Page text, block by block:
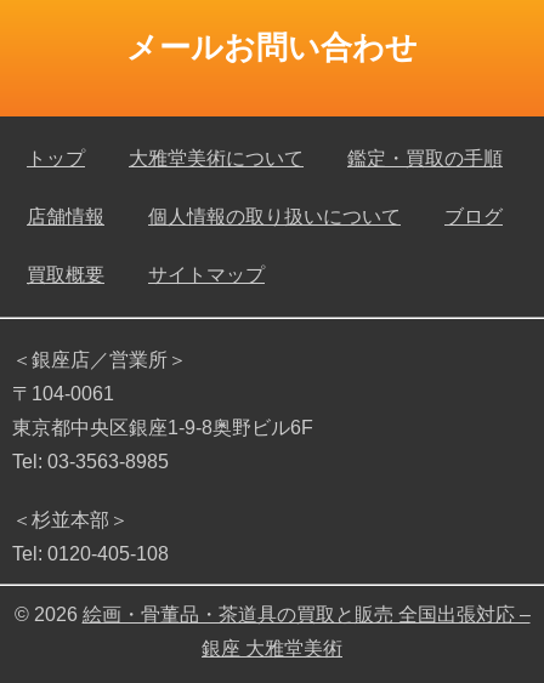
メールお問い合わせ
トップ 大雅堂美術について 鑑定・買取の手順
店舗情報 個人情報の取り扱いについて ブログ
買取概要 サイトマップ
＜銀座店／営業所＞
〒104-0061
東京都中央区銀座1-9-8奥野ビル6F
Tel: 03-3563-8985
＜杉並本部＞
Tel: 0120-405-108
© 2026 絵画・骨董品・茶道具の買取と販売 全国出張対応 –
銀座 大雅堂美術